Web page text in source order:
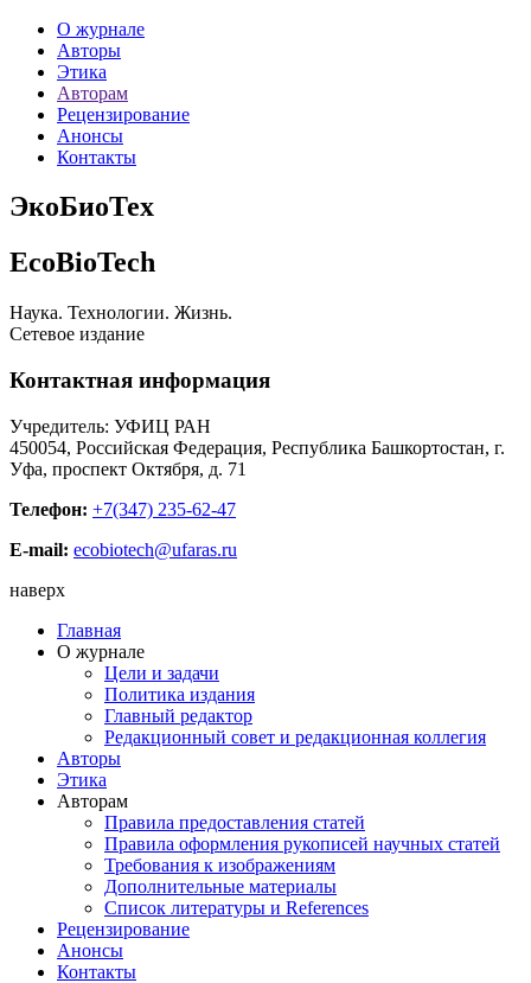
О журнале
Авторы
Этика
Авторам
Рецензирование
Анонсы
Контакты
ЭкоБиоТех
EcoBioTech
Наука. Технологии. Жизнь.
Сетевое издание
Контактная информация
Учредитель: УФИЦ РАН
450054, Российская Федерация, Республика Башкортостан, г.
Уфа, проспект Октября, д. 71
Телефон: +7(347) 235-62-47
E-mail: ecobiotech@ufaras.ru
наверх
Главная
О журнале
Цели и задачи
Политика издания
Главный редактор
Редакционный совет и редакционная коллегия
Авторы
Этика
Авторам
Правила предоставления статей
Правила оформления рукописей научных статей
Требования к изображениям
Дополнительные материалы
Список литературы и References
Рецензирование
Анонсы
Контакты